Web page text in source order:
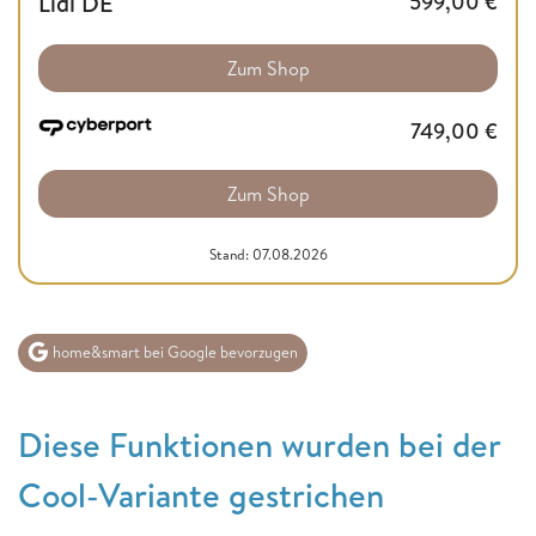
Zum Shop
749,00 €
Zum Shop
Stand: 07.08.2026
home&smart bei Google bevorzugen
Diese Funktionen wurden bei der
Cool-Variante gestrichen